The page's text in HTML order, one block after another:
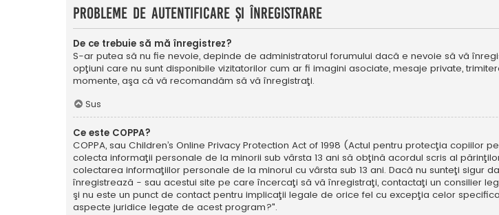
Probleme de autentificare şi înregistrare
De ce trebuie să mă înregistrez?
S-ar putea să nu fie nevoie, depinde de administratorul forumului dacă e nevoie să vă
opţiuni care nu sunt disponibile vizitatorilor cum ar fi imagini asociate, mesaje private,
momente, aşa că vă recomandăm să vă înregistraţi.
Sus
Ce este COPPA?
COPPA, sau Children’s Online Privacy Protection Act of 1998 (Actul pentru protecţia
colecta informaţii personale de la minorii sub vârsta 13 ani să obţină acordul scris al
colectarea informaţiilor personale de la minorul cu vârsta sub 13 ani. Dacă nu sunteţi sigur
înregistrează - sau acestui site pe care încercaţi să vă înregistraţi, contactaţi un consilier
şi nu este un punct de contact pentru implicaţii legale de orice fel cu excepţia celor
aspecte juridice legate de acest program?".